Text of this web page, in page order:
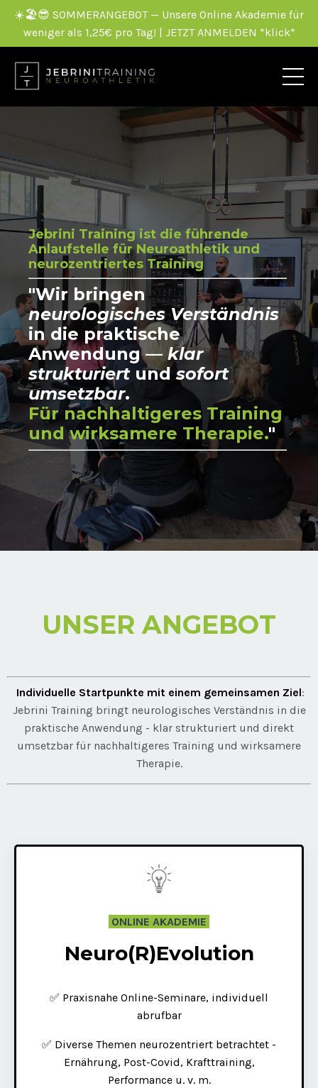
☀️🏖️😎 SOMMERANGEBOT — Unsere Online Akademie für
weniger als 1,25€ pro Tag! | JETZT ANMELDEN *klick*
Jebrini Training ist die führende
Anlaufstelle für Neuroathletik und
neurozentriertes Training
"Wir bringen
neurologisches Verständnis
in die praktische
Anwendung —klar
strukturiertundsofort
umsetzbar.
Für nachhaltigeres Training
und wirksamere Therapie."
UNSER ANGEBOT
Individuelle Startpunkte mit einem gemeinsamen Ziel:
Jebrini Training bringt neurologisches Verständnis in die
praktische Anwendung - klar strukturiert und direkt
umsetzbar für nachhaltigeres Training und wirksamere
Therapie.
ONLINE AKADEMIE
Neuro(R)Evolution
✅ Praxisnahe Online-Seminare, individuell
abrufbar
✅ Diverse Themen neurozentriert betrachtet -
Ernährung, Post-Covid, Krafttraining,
Performance u. v. m.